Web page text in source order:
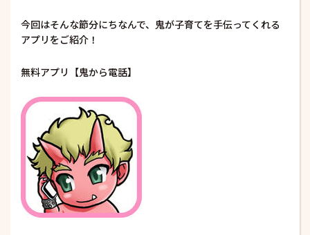
今回はそんな節分にちなんで、鬼が子育てを手伝ってくれる
アプリをご紹介！
無料アプリ【鬼から電話】